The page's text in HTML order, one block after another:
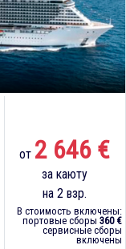
от 2 646 €
за каюту
на 2 взр.
В стоимость включены:
портовые сборы 360 €
сервисные сборы
включены